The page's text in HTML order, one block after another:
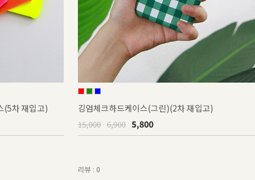
(5차 재입고) 깅엄체크하드케이스(그린)(2차 재입고)
15,000 6,900 5,800
리뷰 : 0